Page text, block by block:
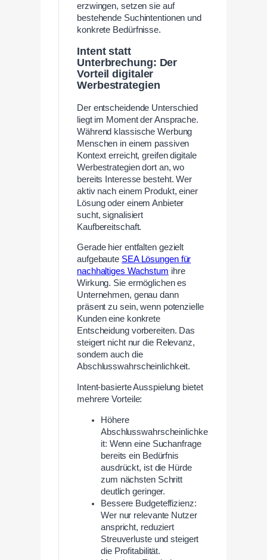
erzwingen, setzen sie auf
bestehende Suchintentionen und
konkrete Bedürfnisse.
Intent statt
Unterbrechung: Der
Vorteil digitaler
Werbestrategien
Der entscheidende Unterschied
liegt im Moment der Ansprache.
Während klassische Werbung
Menschen in einem passiven
Kontext erreicht, greifen digitale
Werbestrategien dort an, wo
bereits Interesse besteht. Wer
aktiv nach einem Produkt, einer
Lösung oder einem Anbieter
sucht, signalisiert
Kaufbereitschaft.
Gerade hier entfalten gezielt
aufgebaute SEA Lösungen für
nachhaltiges Wachstum ihre
Wirkung. Sie ermöglichen es
Unternehmen, genau dann
präsent zu sein, wenn potenzielle
Kunden eine konkrete
Entscheidung vorbereiten. Das
steigert nicht nur die Relevanz,
sondern auch die
Abschlusswahrscheinlichkeit.
Intent-basierte Ausspielung bietet
mehrere Vorteile:
Höhere
Abschlusswahrscheinlichke
it: Wenn eine Suchanfrage
bereits ein Bedürfnis
ausdrückt, ist die Hürde
zum nächsten Schritt
deutlich geringer.
Bessere Budgeteffizienz:
Wer nur relevante Nutzer
anspricht, reduziert
Streuverluste und steigert
die Profitabilität.